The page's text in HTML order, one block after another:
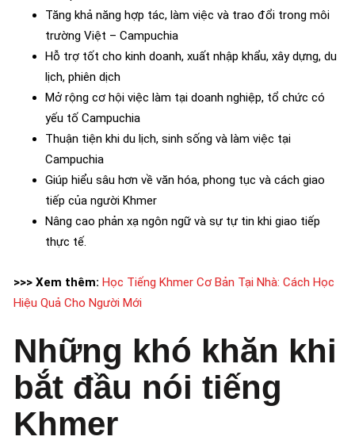
Tăng khả năng hợp tác, làm việc và trao đổi trong môi
trường Việt – Campuchia
Hỗ trợ tốt cho kinh doanh, xuất nhập khẩu, xây dựng, du
lịch, phiên dịch
Mở rộng cơ hội việc làm tại doanh nghiệp, tổ chức có
yếu tố Campuchia
Thuận tiện khi du lịch, sinh sống và làm việc tại
Campuchia
Giúp hiểu sâu hơn về văn hóa, phong tục và cách giao
tiếp của người Khmer
Nâng cao phản xạ ngôn ngữ và sự tự tin khi giao tiếp
thực tế.
>>> Xem thêm: Học Tiếng Khmer Cơ Bản Tại Nhà: Cách Học
Hiệu Quả Cho Người Mới
Những khó khăn khi
bắt đầu nói tiếng
Khmer